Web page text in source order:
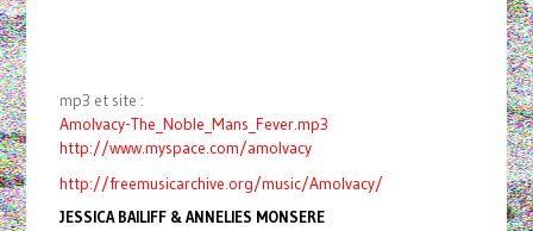
mp3 et site :
Amolvacy-The_Noble_Mans_Fever.mp3
http://www.myspace.com/amolvacy
http://freemusicarchive.org/music/Amolvacy/
JESSICA BAILIFF & ANNELIES MONSERE